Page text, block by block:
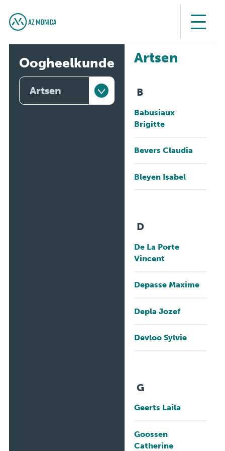
Oogheelkunde
Artsen
Artsen
B
Babusiaux
Brigitte
Bevers Claudia
Bleyen Isabel
D
De La Porte
Vincent
Depasse Maxime
Depla Jozef
Devloo Sylvie
G
Geerts Laila
Goossen
Catherine